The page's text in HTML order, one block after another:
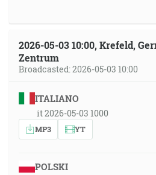
2026-05-03 10:00, Krefeld,
Zentrum
Broadcasted: 2026-05-03 10:00
ITALIANO
it 2026-05-03 1000
MP3 YT
POLSKI